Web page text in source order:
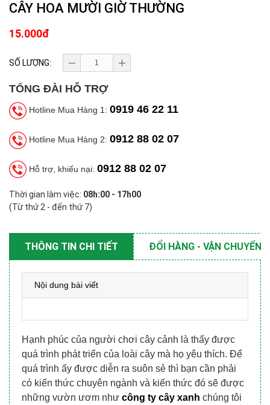
CÂY HOA MƯỜI GIỜ THƯỜNG
15.000đ
SỐ LƯỢNG:
TỔNG ĐÀI HỖ TRỢ
Hotline Mua Hàng 1: 0919 46 22 11
Hotline Mua Hàng 2: 0912 88 02 07
Hỗ trợ, khiếu nại: 0912 88 02 07
Thời gian làm việc: 08h:00 - 17h00
(Từ thứ 2 - đến thứ 7)
THÔNG TIN CHI TIẾT ĐỔI HÀNG - VẬN CHUYỂN
Nội dung bài viết
Hạnh phúc của người chơi cây cảnh là thấy được
quá trình phát triển của loài cây mà họ yêu thích. Để
quá trình ấy được diễn ra suôn sẻ thì bạn cần phải
có kiến thức chuyên ngành và kiến thức đó sẽ được
những vườn ươm như công ty cây xanh chúng tôi